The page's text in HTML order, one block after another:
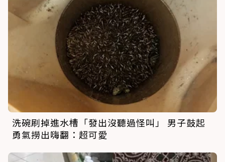
洗碗刷掉進水槽「發出沒聽過怪叫」 男子鼓起
勇氣撈出嗨翻：超可愛